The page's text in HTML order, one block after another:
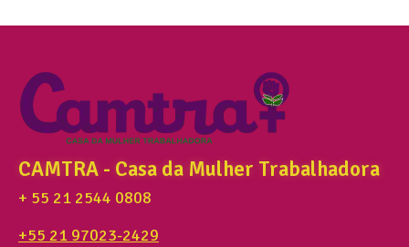
CAMTRA - Casa da Mulher Trabalhadora
+ 55 21 2544 0808
+55 21 97023-2429